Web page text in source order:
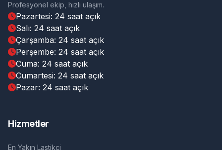
Profesyonel ekip, hızlı ulaşım.
Pazartesi: 24 saat açık
Salı: 24 saat açık
Çarşamba: 24 saat açık
Perşembe: 24 saat açık
Cuma: 24 saat açık
Cumartesi: 24 saat açık
Pazar: 24 saat açık
Hizmetler
En Yakın Lastikçi